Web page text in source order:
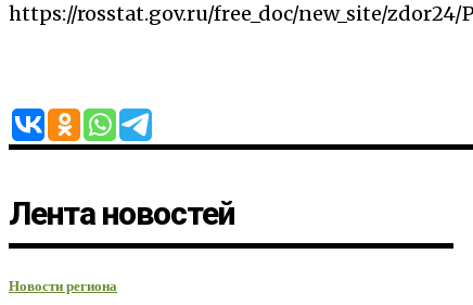
https://rosstat.gov.ru/free_doc/new_site/
Лента новостей
Новости региона